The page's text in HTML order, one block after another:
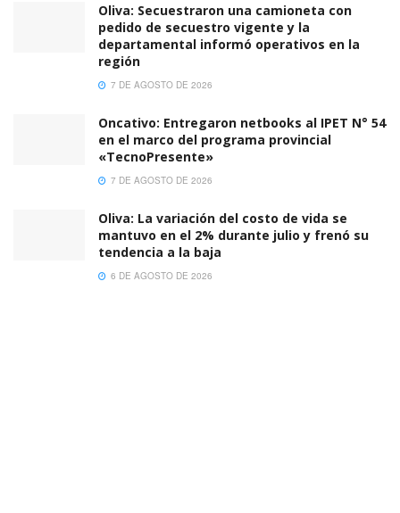
Oliva: Secuestraron una camioneta con
pedido de secuestro vigente y la
departamental informó operativos en la
región
7 DE AGOSTO DE 2026
Oncativo: Entregaron netbooks al IPET N° 54
en el marco del programa provincial
«TecnoPresente»
7 DE AGOSTO DE 2026
Oliva: La variación del costo de vida se
mantuvo en el 2% durante julio y frenó su
tendencia a la baja
6 DE AGOSTO DE 2026